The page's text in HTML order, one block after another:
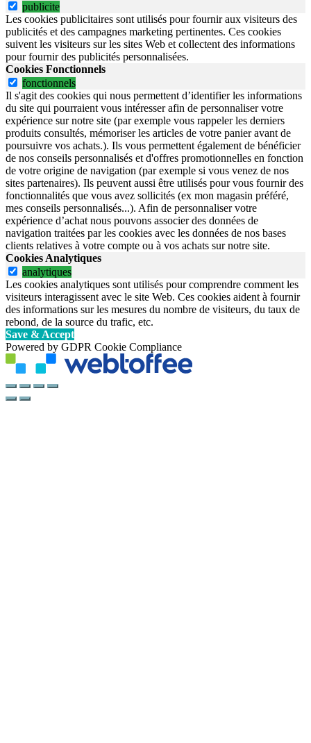
publicite
Les cookies publicitaires sont utilisés pour fournir aux visiteurs des
publicités et des campagnes marketing pertinentes. Ces cookies
suivent les visiteurs sur les sites Web et collectent des informations
pour fournir des publicités personnalisées.
Cookies Fonctionnels
fonctionnels
Il s'agit des cookies qui nous permettent d’identifier les informations
du site qui pourraient vous intéresser afin de personnaliser votre
expérience sur notre site (par exemple vous rappeler les derniers
produits consultés, mémoriser les articles de votre panier avant de
poursuivre vos achats.). Ils vous permettent également de bénéficier
de nos conseils personnalisés et d'offres promotionnelles en fonction
de votre origine de navigation (par exemple si vous venez de nos
sites partenaires). Ils peuvent aussi être utilisés pour vous fournir des
fonctionnalités que vous avez sollicités (ex mon magasin préféré,
mes conseils personnalisés...). Afin de personnaliser votre
expérience d’achat nous pouvons associer des données de
navigation traitées par les cookies avec les données de nos bases
clients relatives à votre compte ou à vos achats sur notre site.
Cookies Analytiques
analytiques
Les cookies analytiques sont utilisés pour comprendre comment les
visiteurs interagissent avec le site Web. Ces cookies aident à fournir
des informations sur les mesures du nombre de visiteurs, du taux de
rebond, de la source du trafic, etc.
Save & Accept
Powered by GDPR Cookie Compliance